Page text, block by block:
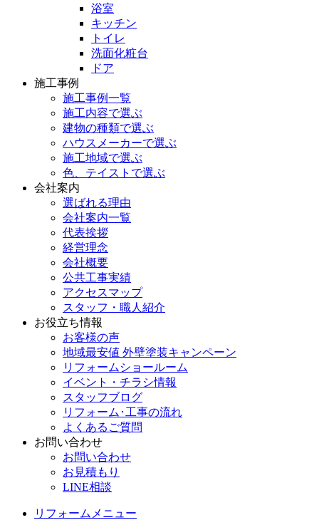
浴室
キッチン
トイレ
洗面化粧台
ドア
施工事例
施工事例一覧
施工内容で選ぶ
建物の種類で選ぶ
ハウスメーカーで選ぶ
施工地域で選ぶ
色、テイストで選ぶ
会社案内
選ばれる理由
会社案内一覧
代表挨拶
経営理念
会社概要
公共工事実績
アクセスマップ
スタッフ・職人紹介
お役立ち情報
お客様の声
地域最安値 外壁塗装キャンペーン
リフォームショールーム
イベント・チラシ情報
スタッフブログ
リフォーム･工事の流れ
よくあるご質問
お問い合わせ
お問い合わせ
お見積もり
LINE相談
リフォームメニュー